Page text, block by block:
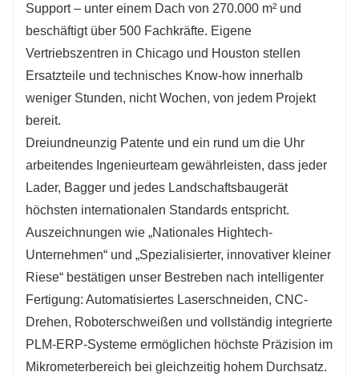
Support – unter einem Dach von 270.000 m² und
beschäftigt über 500 Fachkräfte. Eigene
Vertriebszentren in Chicago und Houston stellen
Ersatzteile und technisches Know-how innerhalb
weniger Stunden, nicht Wochen, von jedem Projekt
bereit.
Dreiundneunzig Patente und ein rund um die Uhr
arbeitendes Ingenieurteam gewährleisten, dass jeder
Lader, Bagger und jedes Landschaftsbaugerät
höchsten internationalen Standards entspricht.
Auszeichnungen wie „Nationales Hightech-
Unternehmen“ und „Spezialisierter, innovativer kleiner
Riese“ bestätigen unser Bestreben nach intelligenter
Fertigung: Automatisiertes Laserschneiden, CNC-
Drehen, Roboterschweißen und vollständig integrierte
PLM-ERP-Systeme ermöglichen höchste Präzision im
Mikrometerbereich bei gleichzeitig hohem Durchsatz.